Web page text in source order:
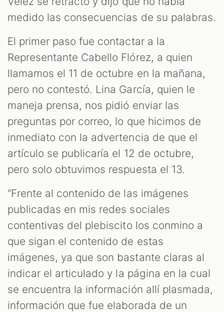
medido las consecuencias de su palabras.
El primer paso fue contactar a la
Representante Cabello Flórez, a quien
llamamos el 11 de octubre en la mañana,
pero no contestó. Lina García, quien le
maneja prensa, nos pidió enviar las
preguntas por correo, lo que hicimos de
inmediato con la advertencia de que el
artículo se publicaría el 12 de octubre,
pero solo obtuvimos respuesta el 13.
“Frente al contenido de las imágenes
publicadas en mis redes sociales
contentivas del plebiscito los conmino a
que sigan el contenido de estas
imágenes, ya que son bastante claras al
indicar el articulado y la página en la cual
se encuentra la información allí plasmada,
información que fue elaborada de un